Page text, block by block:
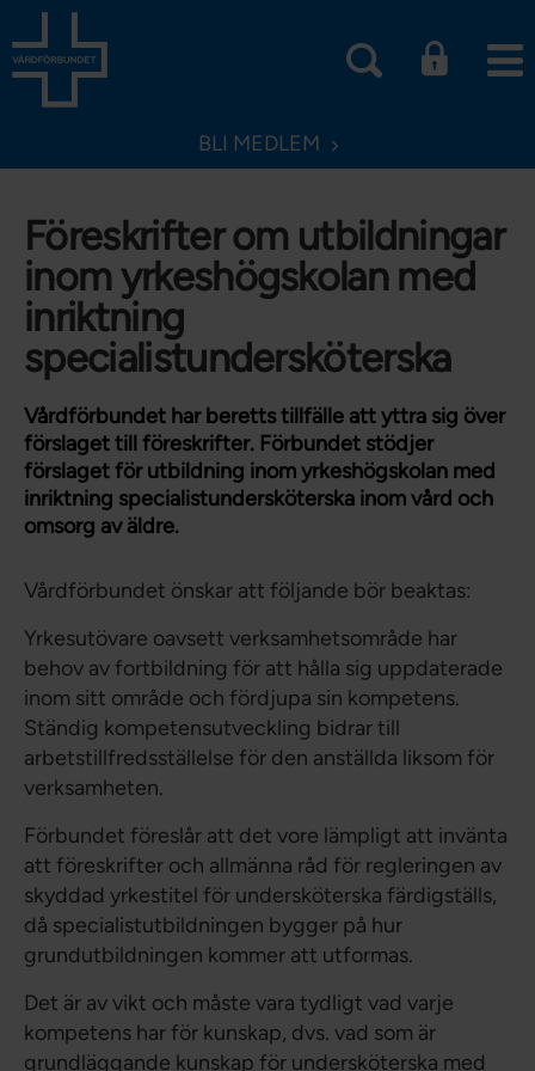
BLI MEDLEM
Föreskrifter om utbildningar
inom yrkeshögskolan med
inriktning
specialistundersköterska
Vårdförbundet har beretts tillfälle att yttra sig över
förslaget till föreskrifter. Förbundet stödjer
förslaget för utbildning inom yrkeshögskolan med
inriktning specialistundersköterska inom vård och
omsorg av äldre.
Vårdförbundet önskar att följande bör beaktas:
Yrkesutövare oavsett verksamhetsområde har
behov av fortbildning för att hålla sig uppdaterade
inom sitt område och fördjupa sin kompetens.
Ständig kompetensutveckling bidrar till
arbetstillfredsställelse för den anställda liksom för
verksamheten.
Förbundet föreslår att det vore lämpligt att invänta
att föreskrifter och allmänna råd för regleringen av
skyddad yrkestitel för undersköterska färdigställs,
då specialistutbildningen bygger på hur
grundutbildningen kommer att utformas.
Det är av vikt och måste vara tydligt vad varje
kompetens har för kunskap, dvs. vad som är
grundläggande kunskap för undersköterska med